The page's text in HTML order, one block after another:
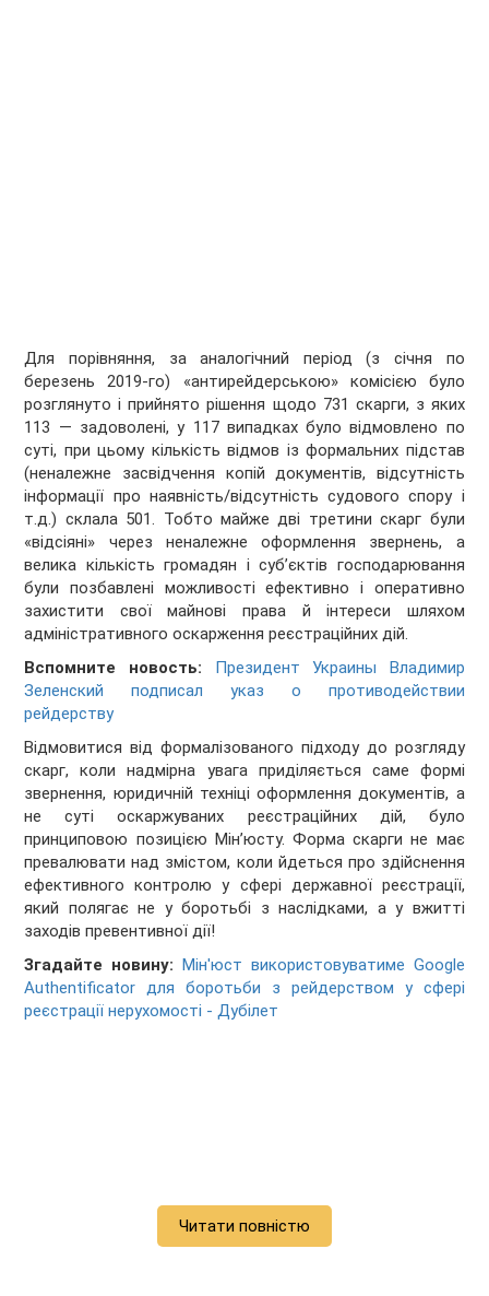
Для порівняння, за аналогічний період (з січня по
березень 2019-го) «антирейдерською» комісією було
розглянуто і прийнято рішення щодо 731 скарги, з яких
113 — задоволені, у 117 випадках було відмовлено по
суті, при цьому кількість відмов із формальних підстав
(неналежне засвідчення копій документів, відсутність
інформації про наявність/відсутність судового спору і
т.д.) склала 501. Тобто майже дві третини скарг були
«відсіяні» через неналежне оформлення звернень, а
велика кількість громадян і суб’єктів господарювання
були позбавлені можливості ефективно і оперативно
захистити свої майнові права й інтереси шляхом
адміністративного оскарження реєстраційних дій.
Вспомните новость: Президент Украины Владимир
Зеленский подписал указ о противодействии
рейдерству
Відмовитися від формалізованого підходу до розгляду
скарг, коли надмірна увага приділяється саме формі
звернення, юридичній техніці оформлення документів, а
не суті оскаржуваних реєстраційних дій, було
принциповою позицією Мін’юсту. Форма скарги не має
превалювати над змістом, коли йдеться про здійснення
ефективного контролю у сфері державної реєстрації,
який полягає не у боротьбі з наслідками, а у вжитті
заходів превентивної дії!
Згадайте новину: Мін'юст використовуватиме Google
Authentificator для боротьби з рейдерством у сфері
реєстрації нерухомості - Дубілет
Читати повністю